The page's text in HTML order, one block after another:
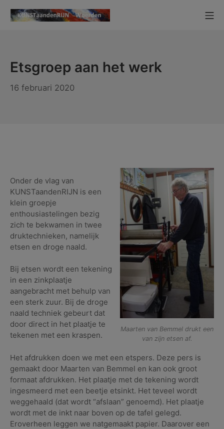
naar
Etsgroep aan het werk
16 februari 2020
Maarten van Bemmel drukt een
van zijn etsen af.
Onder de vlag van
KUNSTaandenRIJN is een
klein groepje
enthousiastelingen bezig
zich te bekwamen in twee
druktechnieken, namelijk
etsen en droge naald.
Bij etsen wordt een tekening
in een zinkplaatje
aangebracht met behulp van
een sterk zuur. Bij de droge
naald techniek gebeurt dat
door direct in het plaatje te
tekenen met een kraspen.
Het afdrukken doen we met een etspers. Deze pers is
gemaakt door Maarten van Bemmel en kan ook groot
formaat afdrukken. Het plaatje met de tekening wordt
ingesmeerd met een beetje etsinkt. Het teveel wordt
weggehaald (dat wordt “afslaan” genoemd). Het plaatje
wordt met de inkt naar boven op de tafel gelegd.
Eroverheen leggen we natgemaakt papier. Daarover een